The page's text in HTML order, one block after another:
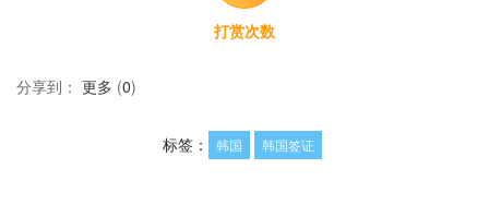
打赏次数
分享到： 更多 (0)
标签： 韩国 韩国签证